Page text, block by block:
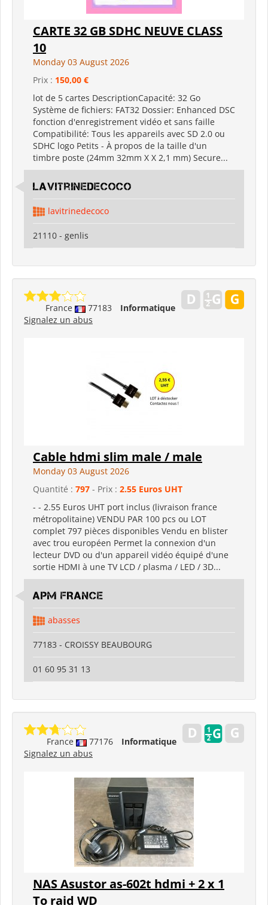
CARTE 32 GB SDHC NEUVE CLASS
10
Monday 03 August 2026
Prix : 150,00 €
lot de 5 cartes DescriptionCapacité: 32 Go
Système de fichiers: FAT32 Dossier: Enhanced DSC
fonction d'enregistrement vidéo et sans faille
Compatibilité: Tous les appareils avec SD 2.0 ou
SDHC logo Petits - À propos de la taille d'un
timbre poste (24mm 32mm X X 2,1 mm) Secure...
lavitrinedecoco
lavitrinedecoco
21110 - genlis
France 77183
Informatique
Signalez un abus
Cable hdmi slim male / male
Monday 03 August 2026
Quantité : 797 - Prix : 2.55 Euros UHT
- - 2.55 Euros UHT port inclus (livraison france
métropolitaine) VENDU PAR 100 pcs ou LOT
complet 797 pièces disponibles Vendu en blister
avec trou européen Permet la connexion d'un
lecteur DVD ou d'un appareil vidéo équipé d'une
sortie HDMI à une TV LCD / plasma / LED / 3D...
APM FRANCE
abasses
77183 - CROISSY BEAUBOURG
01 60 95 31 13
France 77176
Informatique
Signalez un abus
NAS Asustor as-602t hdmi + 2 x 1
To raid WD